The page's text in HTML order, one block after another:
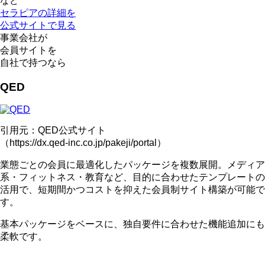
セラピアの詳細を
公式サイトで見る
事業会社が
会員サイトを
自社で持つなら
QED
引用元：QED公式サイト
（https://dx.qed-inc.co.jp/pakeji/portal）
業態ごとの会員に最適化したパッケージを複数展開。メディア
系・フィットネス・教育など、目的に合わせたテンプレートの
活用で、短期間かつコストを抑えた会員制サイト構築が可能で
す。
基本パッケージをベースに、独自要件に合わせた機能追加にも
柔軟です。